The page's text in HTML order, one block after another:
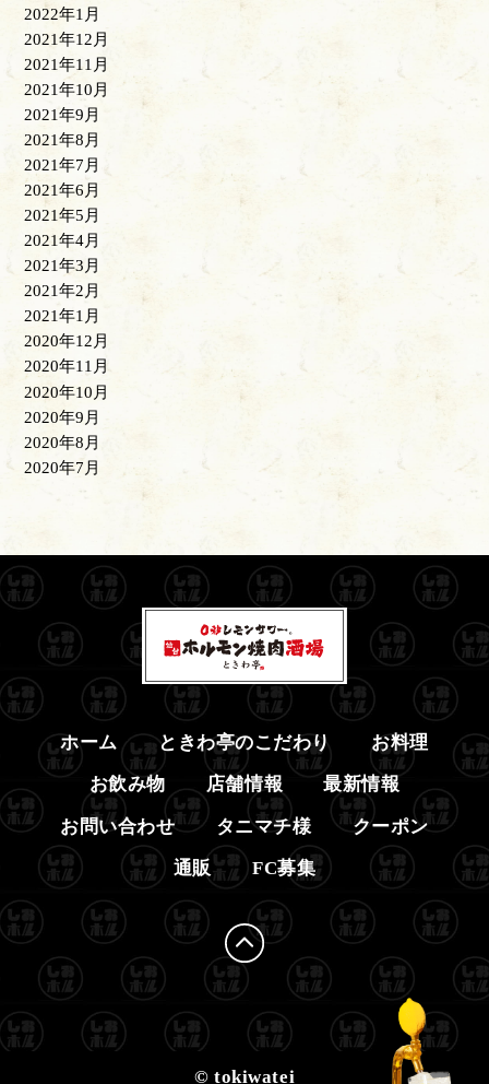
2022年1月
2021年12月
2021年11月
2021年10月
2021年9月
2021年8月
2021年7月
2021年6月
2021年5月
2021年4月
2021年3月
2021年2月
2021年1月
2020年12月
2020年11月
2020年10月
2020年9月
2020年8月
2020年7月
ホーム ときわ亭のこだわり お料理
お飲み物 店舗情報 最新情報
お問い合わせ タニマチ様 クーポン
通販 FC募集
© tokiwatei